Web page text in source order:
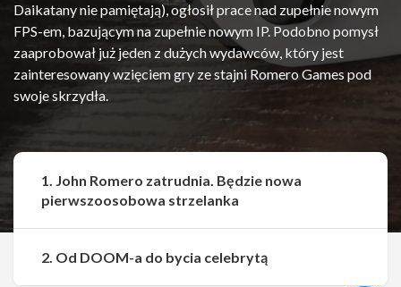
Daikatany nie pamiętają), ogłosił prace nad zupełnie nowym
FPS-em, bazującym na zupełnie nowym IP. Podobno pomysł
zaaprobował już jeden z dużych wydawców, który jest
zainteresowany wzięciem gry ze stajni Romero Games pod
swoje skrzydła.
Udostępnij
1. John Romero zatrudnia. Będzie nowa
pierwszoosobowa strzelanka
2. Od DOOM-a do bycia celebrytą